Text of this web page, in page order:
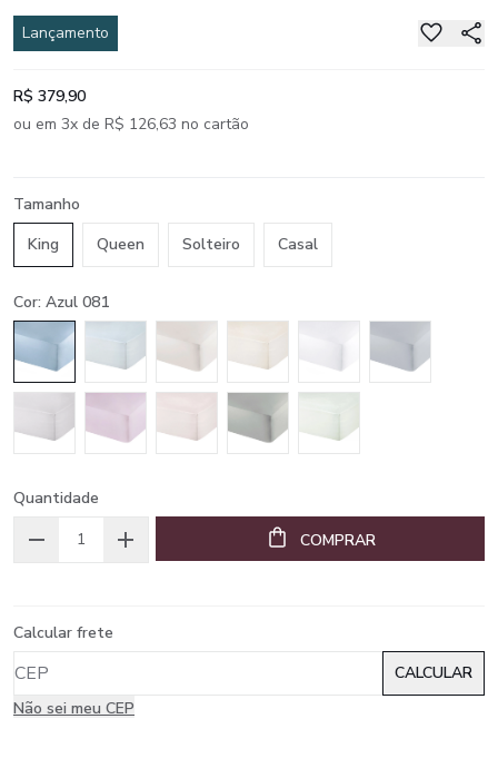
Lançamento
R$ 379,90
ou em 3x de R$ 126,63 no cartão
Tamanho
King
Queen Solteiro Casal
Cor: Azul 081
Quantidade
COMPRAR
Calcular frete
Não sei meu CEP